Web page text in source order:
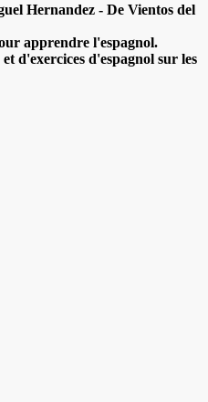
Hernandez - De Vientos del
apprendre l'espagnol.
d'exercices d'espagnol sur les